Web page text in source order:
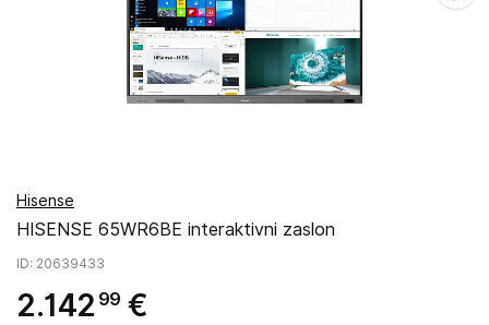
Hisense
HISENSE 65WR6BE interaktivni zaslon
ID: 20639433
2.142 99 €